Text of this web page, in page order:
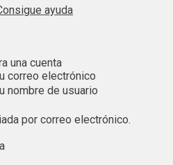
ayuda
una cuenta
correo electrónico
nombre de usuario
por correo electrónico.